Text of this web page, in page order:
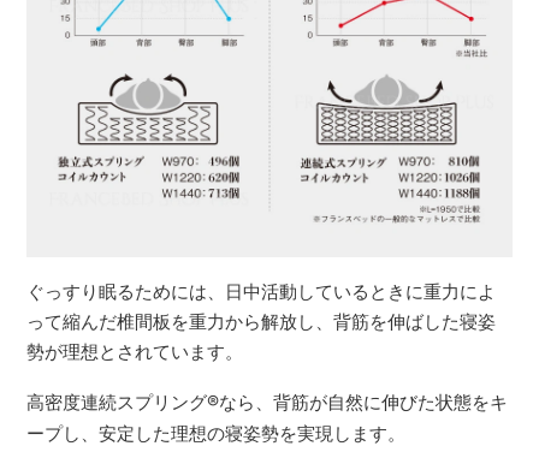
ぐっすり眠るためには、日中活動しているときに重力によ
って縮んだ椎間板を重力から解放し、背筋を伸ばした寝姿
勢が理想とされています。
高密度連続スプリング®なら、背筋が自然に伸びた状態をキ
ープし、安定した理想の寝姿勢を実現します。